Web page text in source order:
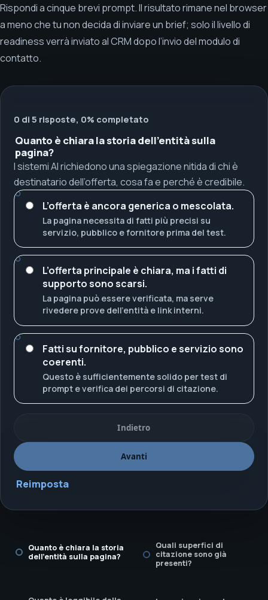
Rispondi a cinque brevi prompt. Il risultato rimane nel browser
a meno che tu non decida di inviare un brief; solo il livello di
readiness verrà inviato al CRM dopo l’invio del modulo di
contatto.
0 di 5 risposte, 0% completato
Quanto è chiara la storia dell’entità sulla
pagina?
I sistemi AI richiedono una spiegazione nitida di chi è
destinatario dell’offerta, cosa fa e perché è credibile.
L’offerta è ancora generica o mescolata.
La pagina necessita di fatti più precisi su
servizio, pubblico e fornitore prima del test.
L’offerta principale è chiara, ma i fatti di
supporto sono scarsi.
La pagina può essere verificata, ma serve
rivedere prove dell’entità e link interni.
Fatti su fornitore, pubblico e servizio sono
coerenti.
Questo è sufficientemente solido per test di
prompt e verifica dei percorsi di citazione.
Indietro
Avanti
Reimposta
Quanto è chiara la storia
dell’entità sulla pagina?
Quali superfici di
citazione sono già
presenti?